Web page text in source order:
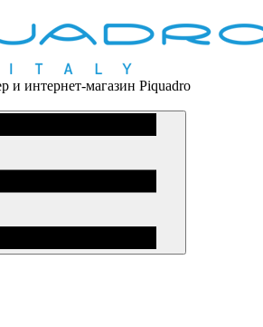
и интернет-магазин Piquadro